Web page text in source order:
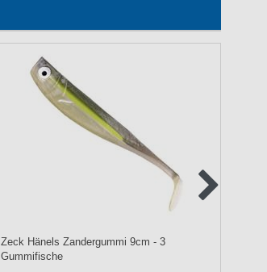
Zeck Hänels Zandergummi 9cm - 3
Gummifische